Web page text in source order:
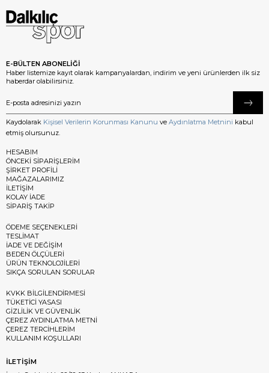
E-BÜLTEN ABONELİĞİ
Haber listemize kayıt olarak kampanyalardan, indirim ve yeni ürünlerden ilk siz
haberdar olabilirsiniz.
Kaydolarak Kişisel Verilerin Korunması Kanunu ve Aydınlatma Metnini kabul
etmiş olursunuz.
HESABIM
ÖNCEKİ SİPARİŞLERİM
ŞİRKET PROFİLİ
MAĞAZALARIMIZ
İLETİŞİM
KOLAY İADE
SİPARİŞ TAKİP
ÖDEME SEÇENEKLERİ
TESLİMAT
İADE VE DEĞİŞİM
BEDEN ÖLÇÜLERİ
ÜRÜN TEKNOLOJİLERİ
SIKÇA SORULAN SORULAR
KVKK BİLGİLENDİRMESİ
TÜKETİCİ YASASI
GİZLİLİK VE GÜVENLİK
ÇEREZ AYDINLATMA METNİ
ÇEREZ TERCİHLERİM
KULLANIM KOŞULLARI
İLETİŞİM